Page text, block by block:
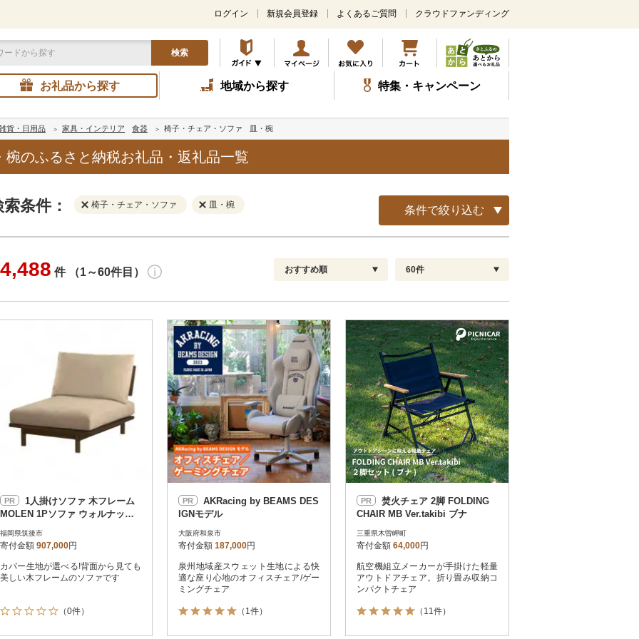
メ
ン
コ
ン
テ
ツ
ッ
ログイン 新規会員登録 よくあるご質問 クラウドファンディング
検索
お礼品から探す 地域から探す 特集・キャンペーン
貨・日用品 家具・インテリア 食器 椅子・チェア・ソファ 皿・椀
のふるさと納税お礼品・返礼品一覧
条件： 椅子・チェア・ソファ 皿・椀 条件で絞り込む
解除
クレジットカード決済
Amazon Pay
楽天ペイ
メルペイ
d払い
金融機関(Pay-easy決済)
解除
発送種別 解除
通常
冷蔵便
冷凍便
配送指定 解除
お届け日時指定可
お届け時間帯指定可
発送される月指定可
その他 解除
さとふる限定のお礼品
定期便
さとふるアプリdeワンストップ申請
対象
結果を見る（14,488件）
件 （1～60件目） おすすめ順
新着順
レビュー件数順
レビュー評価順
寄付金額が高い順
寄付金額が低い順
60件
60
90
120
PR
MOLEN 1Pソファ ウォルナット
材 【高野木工】
福岡県筑後市
寄付金額 907,000円
カバー生地が選べる!背面から見ても
美しい木フレームのソファです
（0件）
PR
IGNモデル
大阪府和泉市
寄付金額 187,000円
泉州地域産スウェット生地による快
適な座り心地のオフィスチェア/ゲー
ミングチェア
（1件）
PR
CHAIR MB Ver.takibi ブナ
三重県木曽岬町
寄付金額 64,000円
航空機組立メーカーが手掛けた軽量
アウトドアチェア。折り畳み収納コ
ンパクトチェア
（11件）